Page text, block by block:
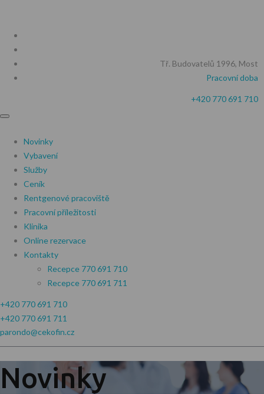
Tř. Budovatelů 1996, Most
Pracovní doba
+420 770 691 710
Novinky
Vybavení
Služby
Ceník
Rentgenové pracoviště
Pracovní příležitosti
Klinika
Online rezervace
Kontakty
Recepce 770 691 710
Recepce 770 691 711
+420 770 691 710
+420 770 691 711
parondo@cekofin.cz
Novinky